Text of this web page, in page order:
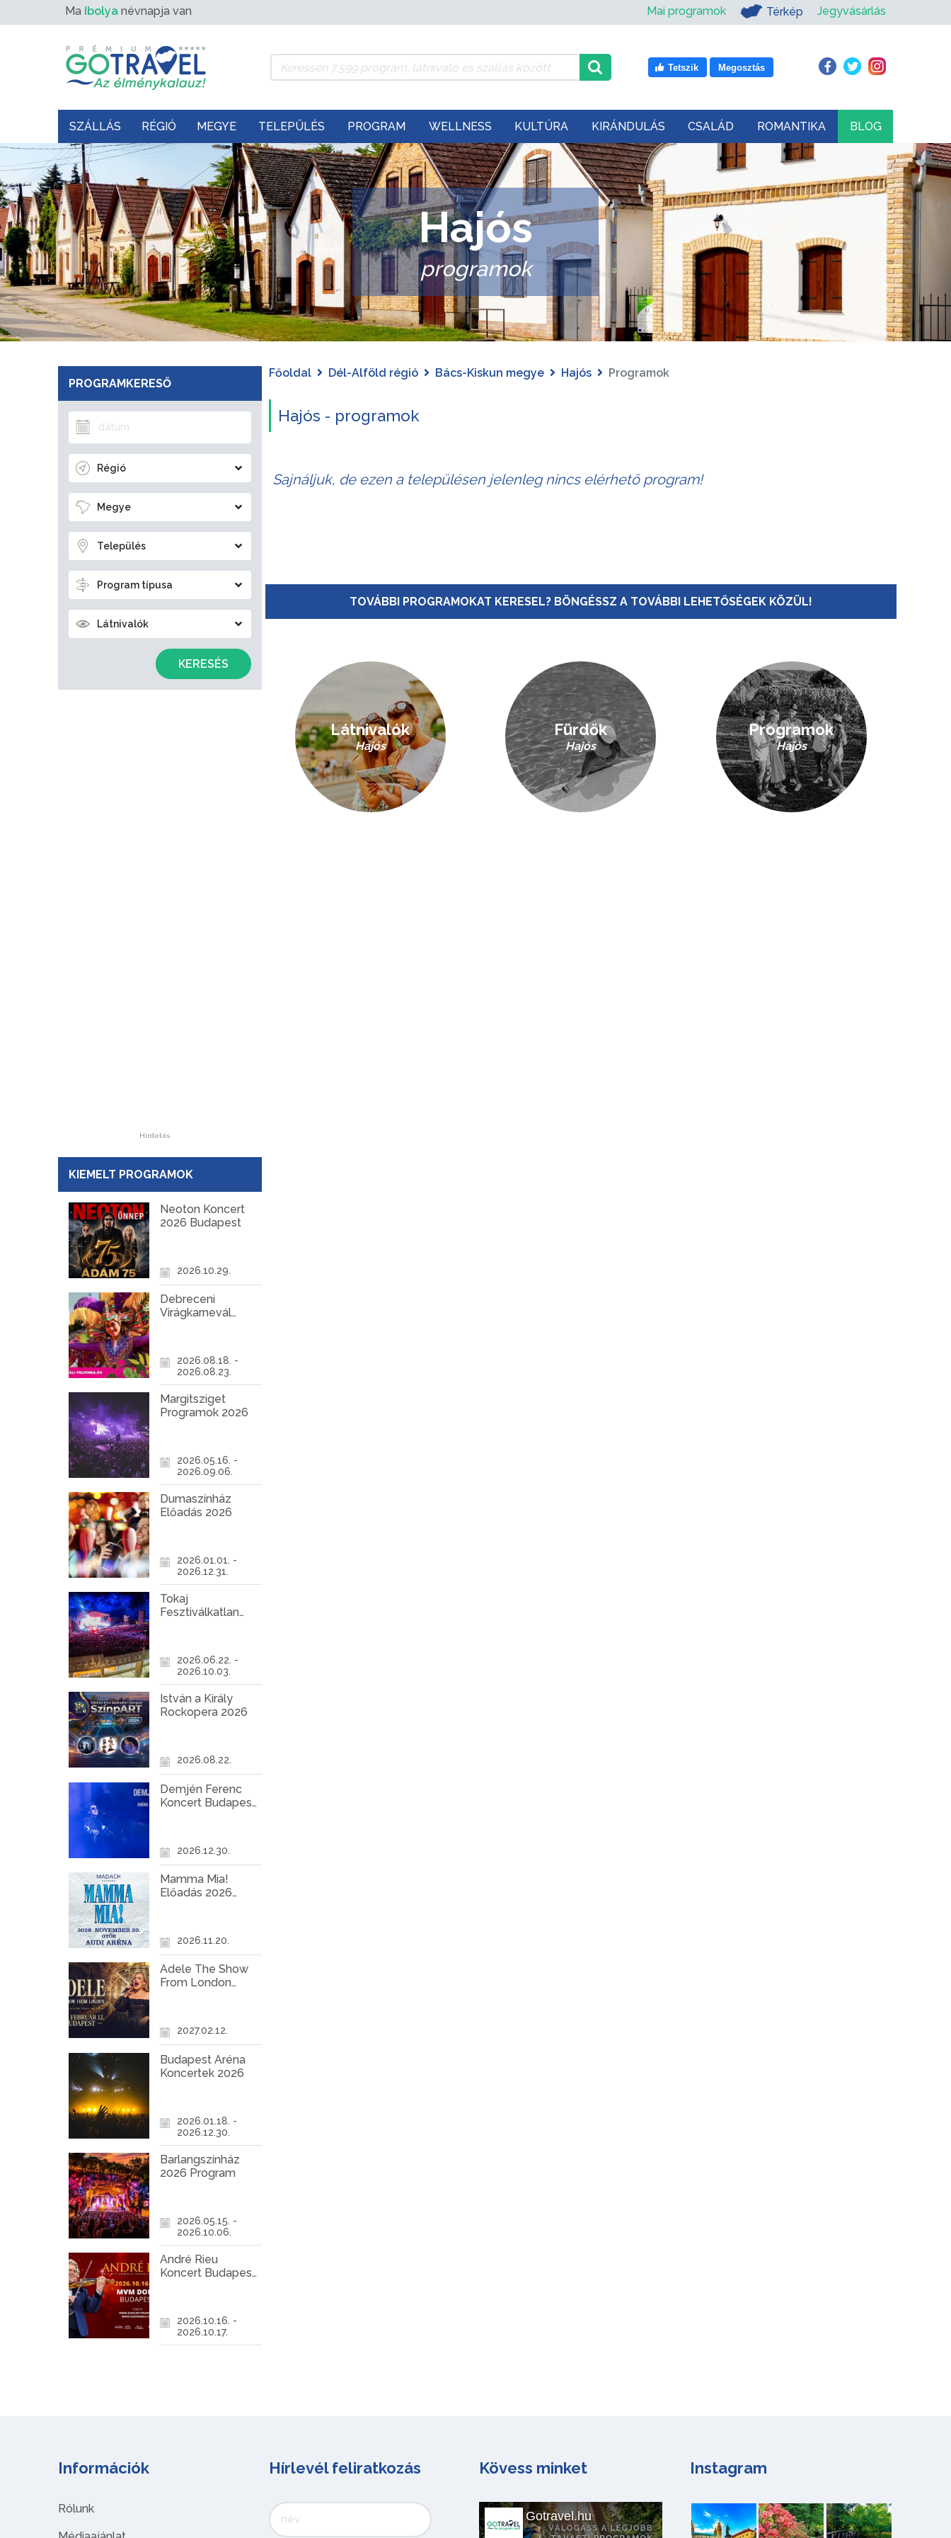
Ma Ibolya névnapja van Mai programok Térkép Jegyvásárlás
Tetszik Megosztás
SZÁLLÁS RÉGIÓ MEGYE TELEPÜLÉS PROGRAM WELLNESS KULTÚRA KIRÁNDULÁS CSALÁD ROMANTIKA BLOG
Hajós
programok
PROGRAMKERESŐ
Régió
Megye
Település
Program típusa
Látnivalók
KERESÉS
Hirdetés
KIEMELT PROGRAMOK
Neoton Koncert
2026 Budapest
2026.10.29.
Debreceni
Virágkarnevál
2026.08.18. -
2026.08.23.
Margitsziget
Programok 2026
2026.05.16. -
2026.09.06.
Dumaszínház
Előadás 2026
2026.01.01. -
2026.12.31.
Tokaj
Fesztiválkatlan
2026.06.22. -
2026.10.03.
István a Király
Rockopera 2026
2026.08.22.
Demjén Ferenc
Koncert Budapest
2026.12.30.
Mamma Mia!
Előadás 2026
2026.11.20.
Adele The Show
From London
2027.02.12.
Budapest Aréna
Koncertek 2026
2026.01.18. -
2026.12.30.
Barlangszínház
2026 Program
2026.05.15. -
2026.10.06.
André Rieu
Koncert Budapest
2026.10.16. -
2026.10.17.
Főoldal Dél-Alföld régió Bács-Kiskun megye Hajós Programok
Hajós - programok
Sajnáljuk, de ezen a településen jelenleg nincs elérhető program!
TOVÁBBI PROGRAMOKAT KERESEL? BÖNGÉSSZ A TOVÁBBI LEHETŐSÉGEK KÖZÜL!
Látnivalók
Hajós
Fürdők
Hajós
Programok
Hajós
Információk
Rólunk
Hírlevél feliratkozás Kövess minket
Gotravel.hu
Instagram